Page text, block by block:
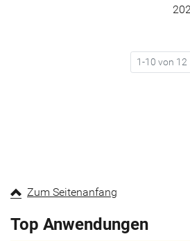
1-10 von 12
Zum Seitenanfang
Top Anwendungen